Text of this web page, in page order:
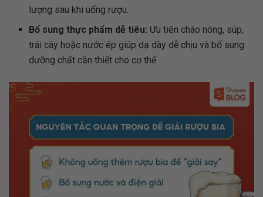
lượng sau khi uống rượu.
Bổ sung thực phẩm dễ tiêu: Ưu tiên cháo nóng, súp,
trái cây hoặc nước ép giúp dạ dày dễ chịu và bổ sung
dưỡng chất cần thiết cho cơ thể.